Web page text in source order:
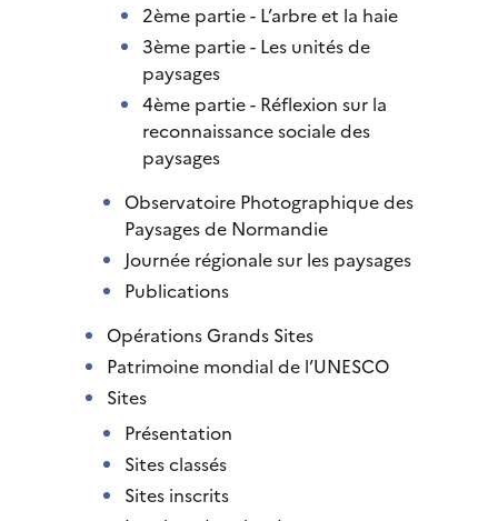
2ème partie - L’arbre et la haie
3ème partie - Les unités de
paysages
4ème partie - Réflexion sur la
reconnaissance sociale des
paysages
Observatoire Photographique des
Paysages de Normandie
Journée régionale sur les paysages
Publications
Opérations Grands Sites
Patrimoine mondial de l’UNESCO
Sites
Présentation
Sites classés
Sites inscrits